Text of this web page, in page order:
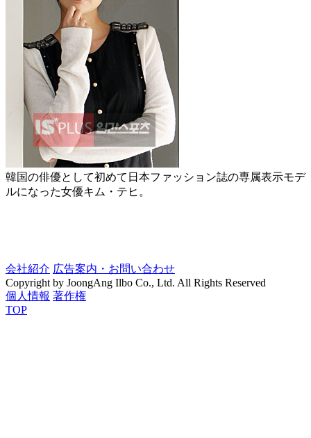
韓国の俳優として初めて日本ファッション誌の専属表示モデ
ルになった女優キム・テヒ。
会社紹介 広告案内・お問い合わせ
Copyright by JoongAng Ilbo Co., Ltd. All Rights Reserved
個人情報 著作権
TOP